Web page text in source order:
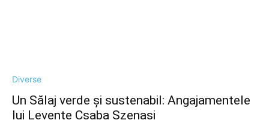
Diverse
Un Sălaj verde și sustenabil: Angajamentele
lui Levente Csaba Szenasi